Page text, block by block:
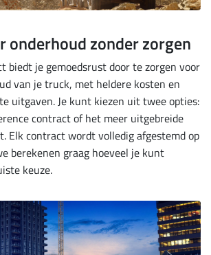
onderhoud zonder zorgen
biedt je gemoedsrust door te zorgen voor
van je truck, met heldere kosten en
uitgaven. Je kunt kiezen uit twee opties:
contract of het meer uitgebreide
Elk contract wordt volledig afgestemd op
berekenen graag hoeveel je kunt
keuze.